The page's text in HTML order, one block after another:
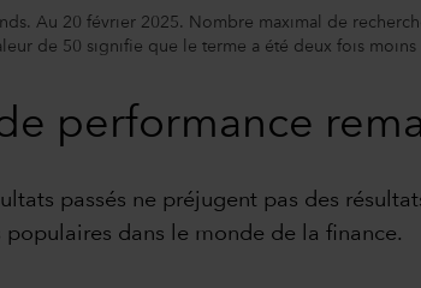
Au 20 février 2025. Nombre maximal de
de 50 signifie que le terme a été deux fois
performance
passés ne préjugent pas des
populaires dans le monde de la finance.